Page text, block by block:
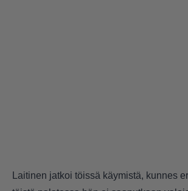
Laitinen jatkoi töissä käymistä, kunnes